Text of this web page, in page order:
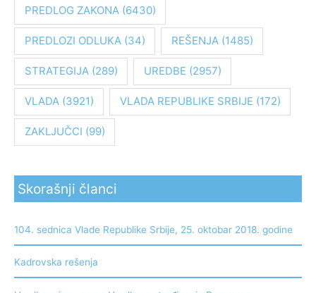
PREDLOG ZAKONA(6430)
PREDLOZI ODLUKA(34) REŠENJA(1485)
STRATEGIJA(289) UREDBE (2957)
VLADA(3921) VLADA REPUBLIKE SRBIJE (172)
ZAKLJUČCI (99)
Skorašnji članci
104. sednica Vlade Republike Srbije, 25. oktobar 2018. godine
Kadrovska rešenja